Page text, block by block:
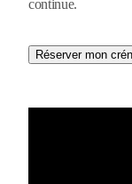
continue.
Réserver mon